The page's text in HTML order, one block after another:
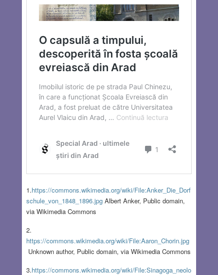
1.https://commons.wikimedia.org/wiki/File:Anker_Die_Dorf
schule_von_1848_1896.jpgAlbert Anker, Public domain,
via Wikimedia Commons
2.
https://commons.wikimedia.org/wiki/File:Aaron_Chorin.jpg
Unknown author, Public domain, via Wikimedia Commons
3.https://commons.wikimedia.org/wiki/File:Sinagoga_neolo